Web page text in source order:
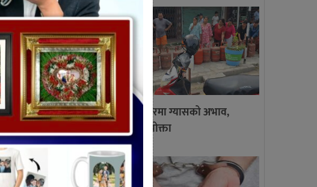
गाईघाट बजारमा ग्यासको अभाव,
लाइनमा उपभोक्ता